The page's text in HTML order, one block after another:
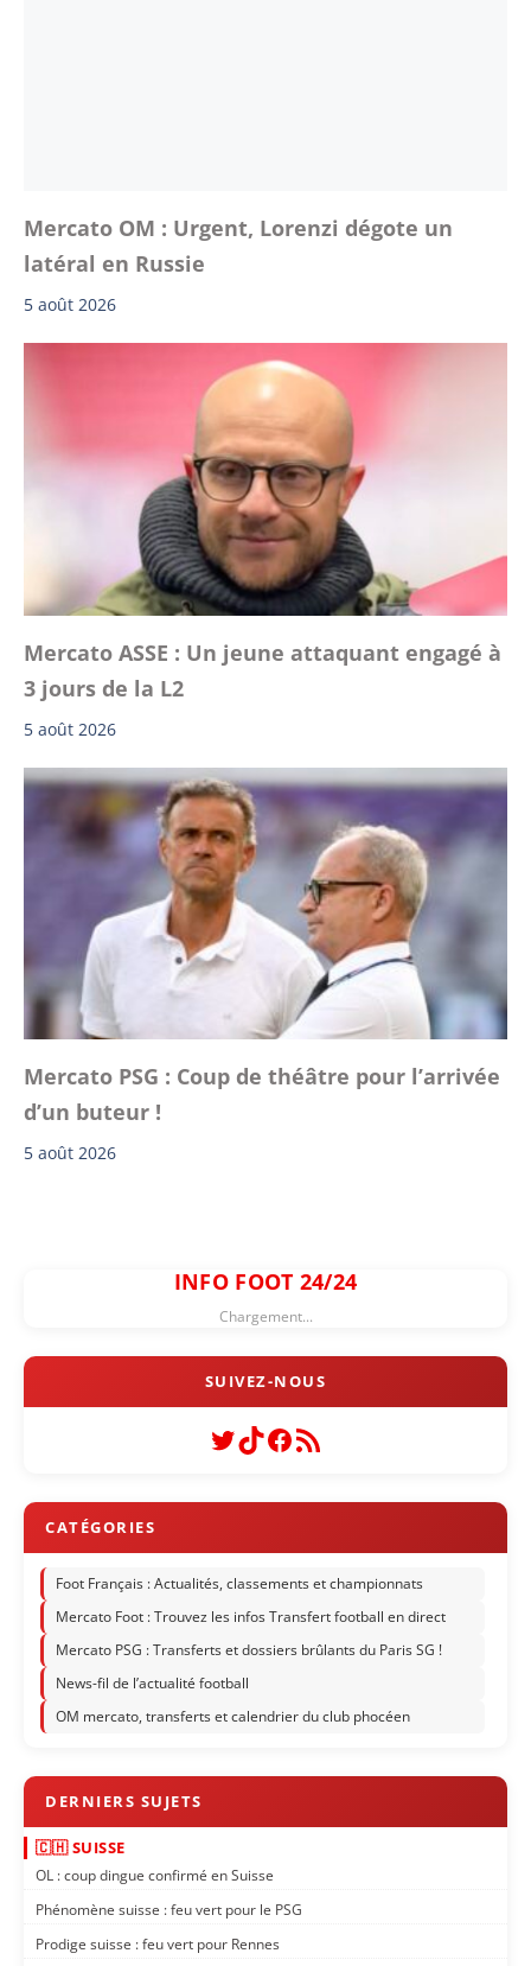
Mercato OM : Urgent, Lorenzi dégote un
latéral en Russie
5 août 2026
Mercato ASSE : Un jeune attaquant engagé à
3 jours de la L2
5 août 2026
Mercato PSG : Coup de théâtre pour l’arrivée
d’un buteur !
5 août 2026
INFO FOOT 24/24
Chargement...
Twitter
TikTok
Facebook
Flux RSS
Foot Français : Actualités, classements et championnats
Mercato Foot : Trouvez les infos Transfert football en direct
Mercato PSG : Transferts et dossiers brûlants du Paris SG !
News-fil de l’actualité football
OM mercato, transferts et calendrier du club phocéen
🇨🇭 SUISSE
OL : coup dingue confirmé en Suisse
Phénomène suisse : feu vert pour le PSG
Prodige suisse : feu vert pour Rennes